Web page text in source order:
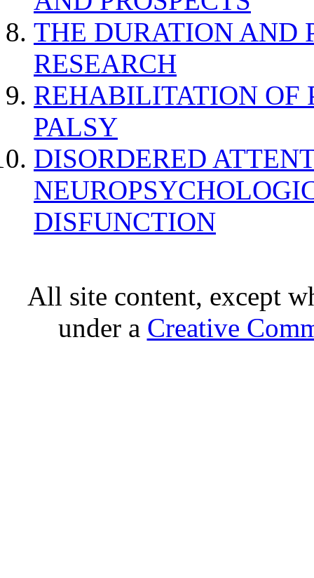
THE DURATION AND
RESEARCH
REHABILITATION OF
PALSY
DISORDERED
DISFUNCTION
All site content, except
under a Creative